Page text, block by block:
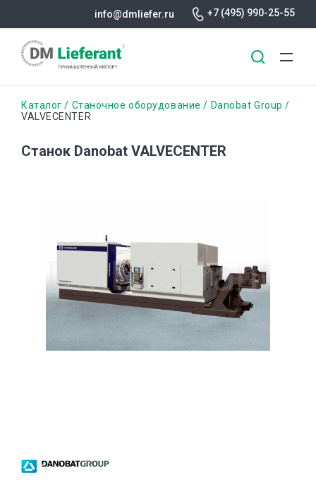
содержанию
info@dmliefer.ru +7 (495) 990-25-55
Строка
Каталог Станочное оборудование
Danobat Group
VALVECENTER
Станок Danobat VALVECENTER